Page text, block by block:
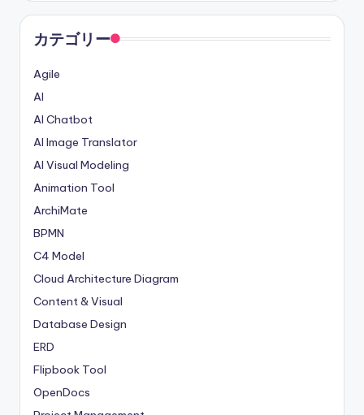
カテゴリー
Agile
AI
AI Chatbot
AI Image Translator
AI Visual Modeling
Animation Tool
ArchiMate
BPMN
C4 Model
Cloud Architecture Diagram
Content & Visual
Database Design
ERD
Flipbook Tool
OpenDocs